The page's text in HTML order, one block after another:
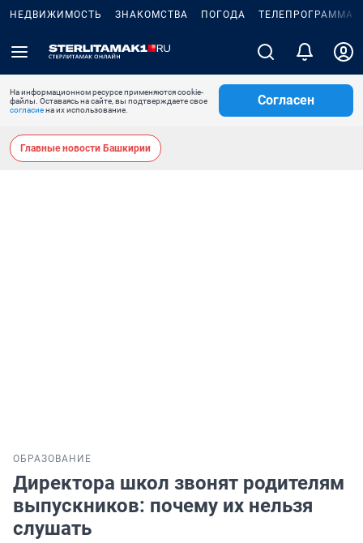
НЕДВИЖИМОСТЬ ЗНАКОМСТВА ПОГОДА ТЕЛЕПРОГРАММА
На информационном ресурсе применяются cookie-
файлы. Оставаясь на сайте, вы подтверждаете свое
согласиена их использование.
Согласен
Главные новости Башкирии
ОБРАЗОВАНИЕ
Директора школ звонят родителям
выпускников: почему их нельзя
слушать